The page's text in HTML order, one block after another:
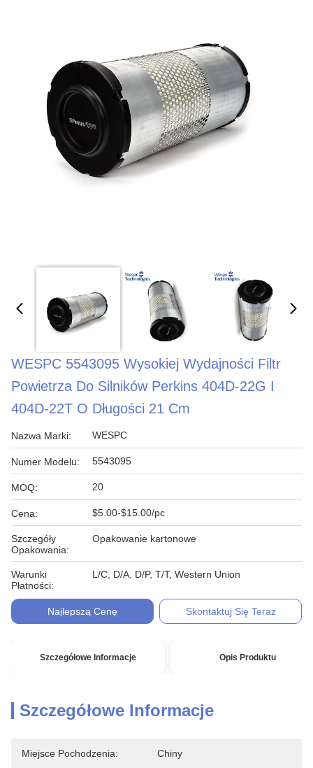
WESPC 5543095 Wysokiej Wydajności Filtr
Powietrza Do Silników Perkins 404D-22G I
404D-22T O Długości 21 Cm
Nazwa Marki: WESPC
Numer Modelu: 5543095
MOQ: 20
Cena: $5.00-$15.00/pc
Szczegóły
Opakowania:
Opakowanie kartonowe
Warunki
Płatności:
L/C, D/A, D/P, T/T, Western Union
Najlepszą Cenę Skontaktuj Się Teraz
Szczegółowe Informacje Opis Produktu
Szczegółowe Informacje
Miejsce Pochodzenia: Chiny